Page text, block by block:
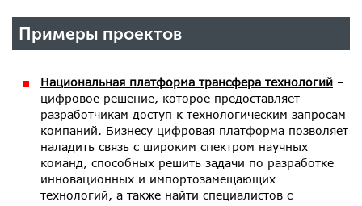
Примеры проектов
Национальная платформа трансфера технологий –
цифровое решение, которое предоставляет
разработчикам доступ к технологическим запросам
компаний. Бизнесу цифровая платформа позволяет
наладить связь с широким спектром научных
команд, способных решить задачи по разработке
инновационных и импортозамещающих
технологий, а также найти специалистов с